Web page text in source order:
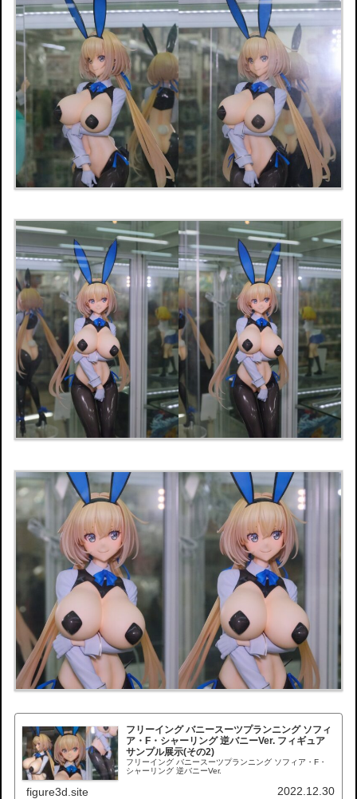
フリーイング バニースーツプランニング ソフィ
ア・F・シャーリング 逆バニーVer. フィギュア
サンプル展示(その2)
フリーイング バニースーツプランニング ソフィア・F・
シャーリング 逆バニーVer.
figure3d.site 2022.12.30